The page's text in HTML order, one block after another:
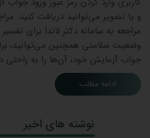
و یا تصویر می‌توانید دریافت کنید.
مراجعه به سامانه دکتر لاندا برای
وضعیت سلامتی همچنین می‌توانید،
جواب آزمایش خود، آن‌ها را به راحتی
ادامه مطلب
نوشته های اخیر